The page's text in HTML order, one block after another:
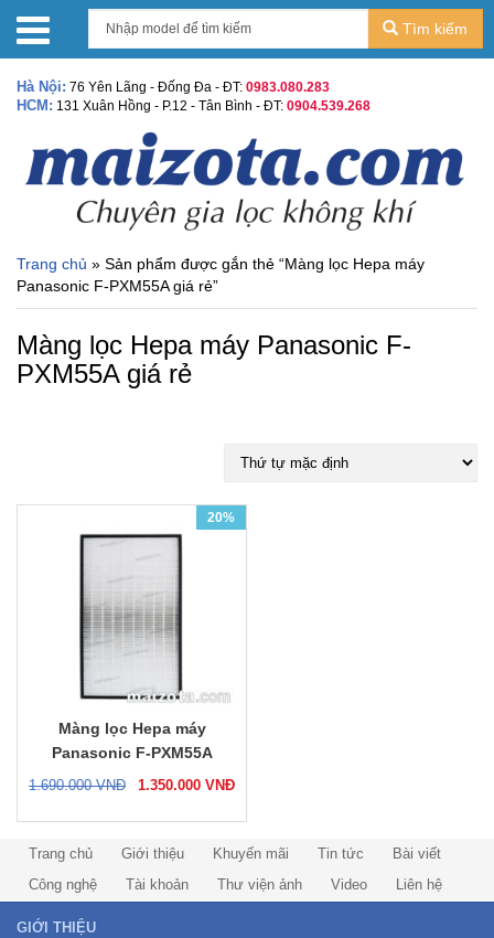
Tìm kiếm
Hà Nội: 76 Yên Lãng - Đống Đa - ĐT: 0983.080.283
HCM: 131 Xuân Hồng - P.12 - Tân Bình - ĐT: 0904.539.268
Trang chủ » Sản phẩm được gắn thẻ “Màng lọc Hepa máy
Panasonic F-PXM55A giá rẻ”
Màng lọc Hepa máy Panasonic F-
PXM55A giá rẻ
20%
Màng lọc Hepa máy
Panasonic F-PXM55A
1.690.000VNĐ 1.350.000 VNĐ
Trang chủ Giới thiệu Khuyến mãi Tin tức
Bài viết
Công nghệ
Tài khoản Thư viện ảnh Video Liên hệ
GIỚI THIỆU